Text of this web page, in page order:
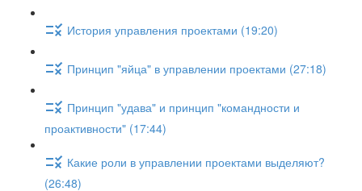
История управления проектами (19:20)
Принцип "яйца" в управлении проектами (27:18)
Принцип "удава" и принцип "командности и
проактивности" (17:44)
Какие роли в управлении проектами выделяют?
(26:48)